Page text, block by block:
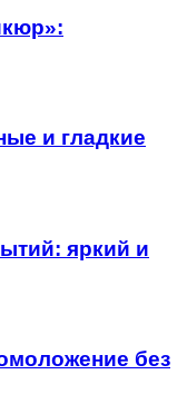
и гладкие
яркий и
без